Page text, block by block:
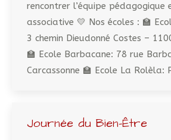
rencontrer l’équipe pédagogique
associative 💛 Nos écoles : 🏫
3 chemin Dieudonné Costes –
🏫 Ecole Barbacane: 78 rue
Carcassonne 🏫 Ecole La Rolèla:
Journée du Bien-Être